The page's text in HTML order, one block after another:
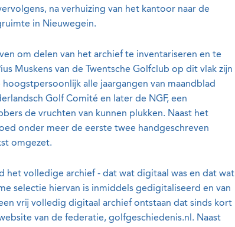
na verhuizing van het kantoor naar de
in Nieuwegein.
om delen van het archief te inventariseren en te
Muskens van de Twentsche Golfclub op dit vlak zijn
alle jaargangen van maandblad
Golf Comité en later de NGF, een
de vruchten van kunnen plukken. Naast het
onder meer de eerste twee handgeschreven
omgezet.
het volledige archief - dat wat digitaal was en dat wat
selectie hiervan is inmiddels gedigitaliseerd en van
vrij volledig digitaal archief ontstaan dat sinds kort
van de federatie, golfgeschiedenis.nl. Naast